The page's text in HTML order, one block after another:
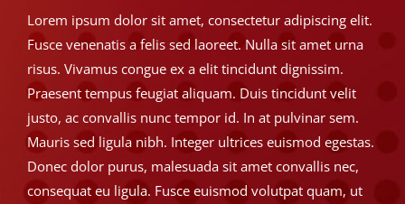
Lorem ipsum dolor sit amet, consectetur adipiscing elit.
Fusce venenatis a felis sed laoreet. Nulla sit amet urna
risus. Vivamus congue ex a elit tincidunt dignissim.
Praesent tempus feugiat aliquam. Duis tincidunt velit
justo, ac convallis nunc tempor id. In at pulvinar sem.
Mauris sed ligula nibh. Integer ultrices euismod egestas.
Donec dolor purus, malesuada sit amet convallis nec,
consequat eu ligula. Fusce euismod volutpat quam, ut